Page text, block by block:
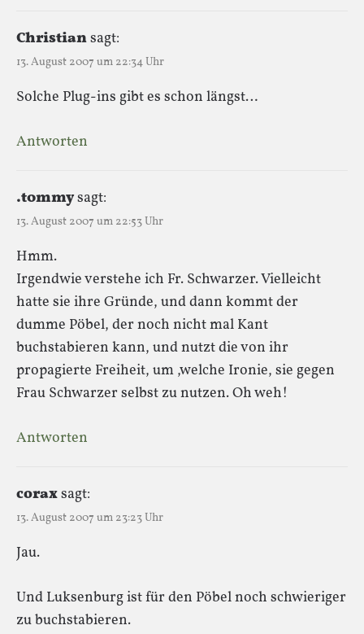
Christiansagt:
13. August 2007 um 22:34 Uhr
Solche Plug-ins gibt es schon längst…
Antworten
.t0mmysagt:
13. August 2007 um 22:53 Uhr
Hmm.
Irgendwie verstehe ich Fr. Schwarzer. Vielleicht
hatte sie ihre Gründe, und dann kommt der
dumme Pöbel, der noch nicht mal Kant
buchstabieren kann, und nutzt die von ihr
propagierte Freiheit, um ,welche Ironie, sie gegen
Frau Schwarzer selbst zu nutzen. Oh weh!
Antworten
coraxsagt:
13. August 2007 um 23:23 Uhr
Jau.
Und Luksenburg ist für den Pöbel noch schwieriger
zu buchstabieren.